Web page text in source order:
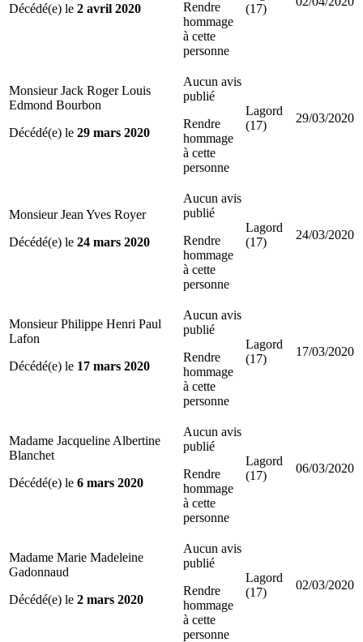
Décédé(e) le 2 avril 2020
Rendre
hommage
à cette
personne
(17)
Monsieur Jack Roger Louis
Edmond Bourbon
Décédé(e) le 29 mars 2020
Aucun avis
publié
Rendre
hommage
à cette
personne
Lagord
(17)
29/03/2020
Monsieur Jean Yves Royer
Décédé(e) le 24 mars 2020
Aucun avis
publié
Rendre
hommage
à cette
personne
Lagord
(17)
24/03/2020
Monsieur Philippe Henri Paul
Lafon
Décédé(e) le 17 mars 2020
Aucun avis
publié
Rendre
hommage
à cette
personne
Lagord
(17)
17/03/2020
Madame Jacqueline Albertine
Blanchet
Décédé(e) le 6 mars 2020
Aucun avis
publié
Rendre
hommage
à cette
personne
Lagord
(17)
06/03/2020
Madame Marie Madeleine
Gadonnaud
Décédé(e) le 2 mars 2020
Aucun avis
publié
Rendre
hommage
à cette
personne
Lagord
(17)
02/03/2020